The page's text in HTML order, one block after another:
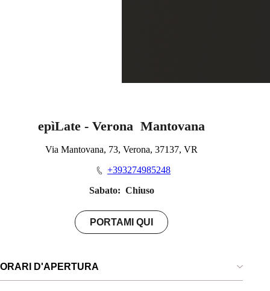
epìLate - Verona Mantovana
Via Mantovana, 73, Verona, 37137, VR
+393274985248
Sabato: Chiuso
PORTAMI QUI
ORARI D'APERTURA